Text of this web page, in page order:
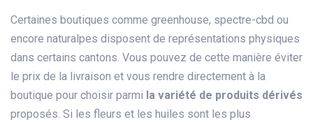
Certaines boutiques comme greenhouse, spectre-cbd ou
encore naturalpes disposent de représentations physiques
dans certains cantons. Vous pouvez de cette manière éviter
le prix de la livraison et vous rendre directement à la
boutique pour choisir parmi la variété de produits dérivés
proposés. Si les fleurs et les huiles sont les plus